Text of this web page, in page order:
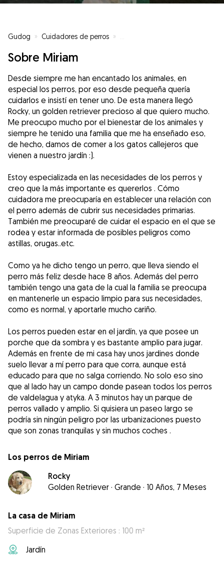
Gudog » Cuidadores de perros »
Sobre Miriam
Desde siempre me han encantado los animales, en
especial los perros, por eso desde pequeña quería
cuidarlos e insistí en tener uno. De esta manera llegó
Rocky, un golden retriever precioso al que quiero mucho.
Me preocupo mucho por el bienestar de los animales y
siempre he tenido una familia que me ha enseñado eso,
de hecho, damos de comer a los gatos callejeros que
vienen a nuestro jardín :).
Estoy especializada en las necesidades de los perros y
creo que la más importante es quererlos . Cómo
cuidadora me preocuparía en establecer una relación con
el perro además de cubrir sus necesidades primarias.
También me preocuparé de cuidar el espacio en el que se
rodea y estar informada de posibles peligros como
astillas, orugas..etc.
Como ya he dicho tengo un perro, que lleva siendo el
perro más feliz desde hace 8 años. Además del perro
también tengo una gata de la cual la familia se preocupa
en mantenerle un espacio limpio para sus necesidades,
como es normal, y aportarle mucho cariño.
Los perros pueden estar en el jardín, ya que posee un
porche que da sombra y es bastante amplio para jugar.
Además en frente de mi casa hay unos jardines donde
suelo llevar a mí perro para que corra, aunque está
educado para que no salga corriendo. No solo eso sino
que al lado hay un campo donde pasean todos los perros
de valdelagua y atyka. A 3 minutos hay un parque de
perros vallado y amplio. Si quisiera un paseo largo se
podría sin ningún peligro por las urbanizaciones puesto
que son zonas tranquilas y sin muchos coches .
Los perros de Miriam
Rocky
Golden Retriever · Grande · 10 Años, 7 Meses
La casa de Miriam
Superficie de Zonas Exteriores : 100 m²
Jardín